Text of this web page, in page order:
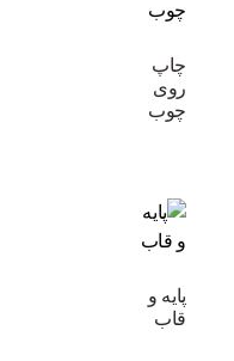
چاپ
روی
چوب
پایه و
قاب